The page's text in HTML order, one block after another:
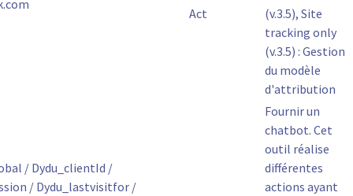
Act
(v.3.5), Site
tracking only
(v.3.5) : Gestion
du modèle
d'attribution
/ Dydu_clientId /
/ Dydu_lastvisitfor /
Fournir un
chatbot. Cet
outil réalise
différentes
actions ayant